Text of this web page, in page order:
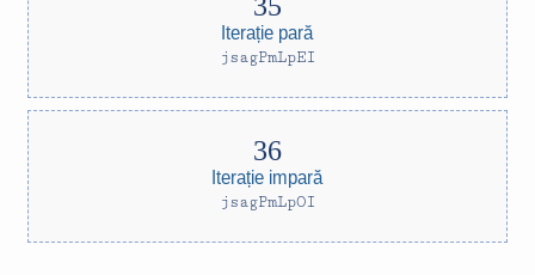
Iterație pară
jsagPmLpEI
Iterație impară
jsagPmLpOI